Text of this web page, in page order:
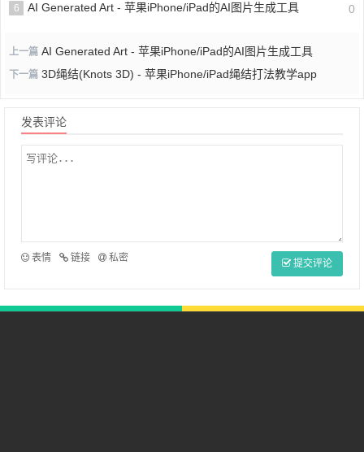
6 AI Generated Art - 苹果iPhone/iPad的AI图片生成工具 0
上一篇 AI Generated Art - 苹果iPhone/iPad的AI图片生成工具
下一篇 3D绳结(Knots 3D) - 苹果iPhone/iPad绳结打法教学app
发表评论
表情 链接 私密 提交评论